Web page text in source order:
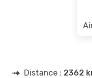
Distance : 2362